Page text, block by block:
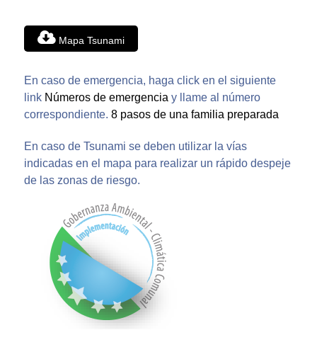
Mapa Tsunami
En caso de emergencia, haga click en el siguiente
link Números de emergencia y llame al número
correspondiente. 8 pasos de una familia preparada
En caso de Tsunami se deben utilizar la vías
indicadas en el mapa para realizar un rápido despeje
de las zonas de riesgo.